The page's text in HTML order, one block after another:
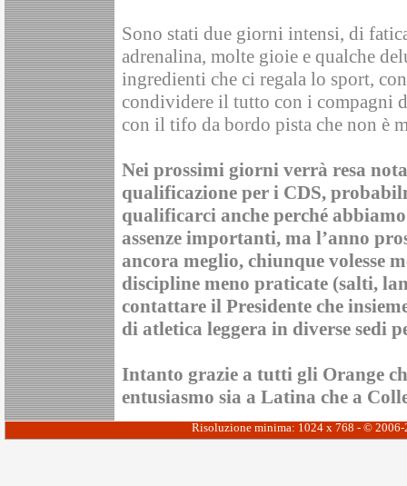
Sono stati due giorni intensi, di
adrenalina, molte gioie e qualche
ingredienti che ci regala lo sport,
condividere il tutto con i compagni
con il tifo da bordo pista che non è
Nei prossimi giorni verrà resa
qualificazione per i CDS,
qualificarci anche perché
assenze importanti, ma l’anno
ancora meglio, chiunque volesse
discipline meno praticate (salti,
contattare il Presidente che
di atletica leggera in diverse sedi
Intanto grazie a tutti gli Orange
entusiasmo sia a Latina che a
Risoluzione minima: 1024 x 768 - ©